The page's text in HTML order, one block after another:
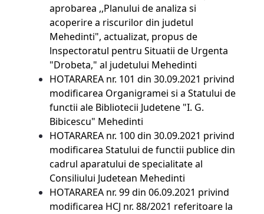
aprobarea ,,Planului de analiza si
acoperire a riscurilor din judetul
Mehedinti", actualizat, propus de
lnspectoratul pentru Situatii de Urgenta
"Drobeta," al judetului Mehedinti
HOTARAREA nr. 101 din 30.09.2021 privind
modificarea Organigramei si a Statului de
functii ale Bibliotecii Judetene "I. G.
Bibicescu" Mehedinti
HOTARAREA nr. 100 din 30.09.2021 privind
modificarea Statului de functii publice din
cadrul aparatului de specialitate al
Consiliului Judetean Mehedinti
HOTARAREA nr. 99 din 06.09.2021 privind
modificarea HCJ nr. 88/2021 referitoare la